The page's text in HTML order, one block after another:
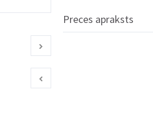
Preces apraksts